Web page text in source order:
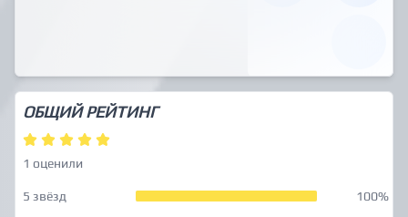
ОБЩИЙ РЕЙТИНГ
1 оценили
5 звёзд 100%